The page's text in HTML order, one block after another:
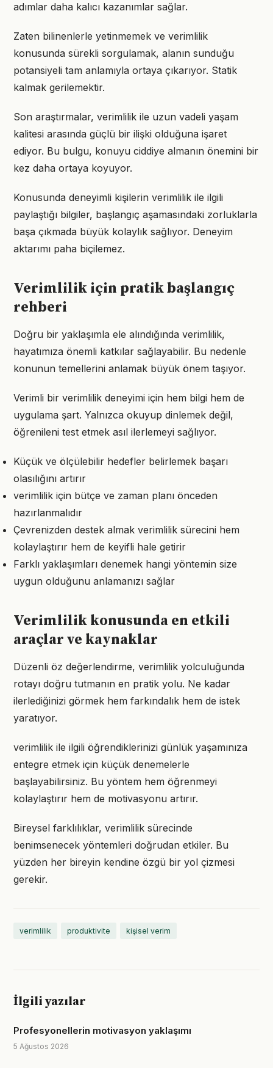
adımlar daha kalıcı kazanımlar sağlar.
Zaten bilinenlerle yetinmemek ve verimlilik
konusunda sürekli sorgulamak, alanın sunduğu
potansiyeli tam anlamıyla ortaya çıkarıyor. Statik
kalmak gerilemektir.
Son araştırmalar, verimlilik ile uzun vadeli yaşam
kalitesi arasında güçlü bir ilişki olduğuna işaret
ediyor. Bu bulgu, konuyu ciddiye almanın önemini bir
kez daha ortaya koyuyor.
Konusunda deneyimli kişilerin verimlilik ile ilgili
paylaştığı bilgiler, başlangıç aşamasındaki zorluklarla
başa çıkmada büyük kolaylık sağlıyor. Deneyim
aktarımı paha biçilemez.
Verimlilik için pratik başlangıç
rehberi
Doğru bir yaklaşımla ele alındığında verimlilik,
hayatımıza önemli katkılar sağlayabilir. Bu nedenle
konunun temellerini anlamak büyük önem taşıyor.
Verimli bir verimlilik deneyimi için hem bilgi hem de
uygulama şart. Yalnızca okuyup dinlemek değil,
öğrenileni test etmek asıl ilerlemeyi sağlıyor.
Küçük ve ölçülebilir hedefler belirlemek başarı
olasılığını artırır
verimlilik için bütçe ve zaman planı önceden
hazırlanmalıdır
Çevrenizden destek almak verimlilik sürecini hem
kolaylaştırır hem de keyifli hale getirir
Farklı yaklaşımları denemek hangi yöntemin size
uygun olduğunu anlamanızı sağlar
Verimlilik konusunda en etkili
araçlar ve kaynaklar
Düzenli öz değerlendirme, verimlilik yolculuğunda
rotayı doğru tutmanın en pratik yolu. Ne kadar
ilerlediğinizi görmek hem farkındalık hem de istek
yaratıyor.
verimlilik ile ilgili öğrendiklerinizi günlük yaşamınıza
entegre etmek için küçük denemelerle
başlayabilirsiniz. Bu yöntem hem öğrenmeyi
kolaylaştırır hem de motivasyonu artırır.
Bireysel farklılıklar, verimlilik sürecinde
benimsenecek yöntemleri doğrudan etkiler. Bu
yüzden her bireyin kendine özgü bir yol çizmesi
gerekir.
verimlilik produktivite kişisel verim
İlgili yazılar
Profesyonellerin motivasyon yaklaşımı
5 Ağustos 2026